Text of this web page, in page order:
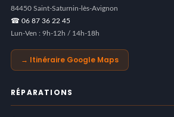
84450 Saint-Saturnin-lès-Avignon
☎ 06 87 36 22 45
Lun-Ven : 9h-12h / 14h-18h
→ Itinéraire Google Maps
RÉPARATIONS